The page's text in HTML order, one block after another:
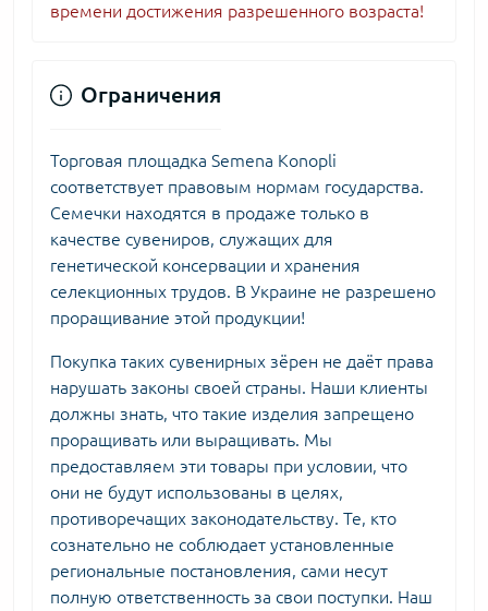
времени достижения разрешенного возраста!
Ограничения
Торговая площадка Semena Konopli
соответствует правовым нормам государства.
Семечки находятся в продаже только в
качестве сувениров, служащих для
генетической консервации и хранения
селекционных трудов. В Украине не разрешено
проращивание этой продукции!
Покупка таких сувенирных зёрен не даёт права
нарушать законы своей страны. Наши клиенты
должны знать, что такие изделия запрещено
проращивать или выращивать. Мы
предоставляем эти товары при условии, что
они не будут использованы в целях,
противоречащих законодательству. Те, кто
сознательно не соблюдает установленные
региональные постановления, сами несут
полную ответственность за свои поступки. Наш